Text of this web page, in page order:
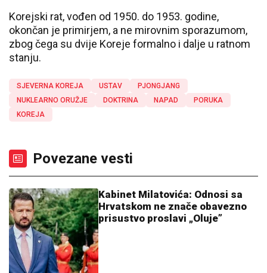
Korejski rat, vođen od 1950. do 1953. godine,
okončan je primirjem, a ne mirovnim sporazumom,
zbog čega su dvije Koreje formalno i dalje u ratnom
stanju.
SJEVERNA KOREJA USTAV
PJONGJANG
NUKLEARNO ORUŽJE
DOKTRINA NAPAD
PORUKA
KOREJA
Povezane vesti
Kabinet Milatovića: Odnosi sa
Hrvatskom ne znače obavezno
prisustvo proslavi „Oluje”